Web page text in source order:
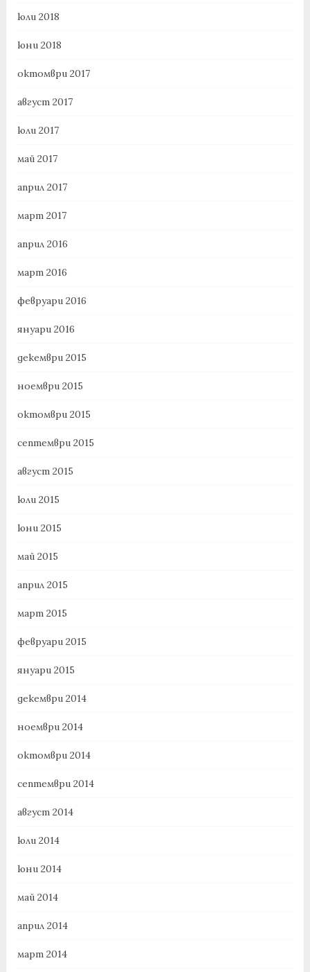
юли 2018
юни 2018
октомври 2017
август 2017
юли 2017
май 2017
април 2017
март 2017
април 2016
март 2016
февруари 2016
януари 2016
декември 2015
ноември 2015
октомври 2015
септември 2015
август 2015
юли 2015
юни 2015
май 2015
април 2015
март 2015
февруари 2015
януари 2015
декември 2014
ноември 2014
октомври 2014
септември 2014
август 2014
юли 2014
юни 2014
май 2014
април 2014
март 2014